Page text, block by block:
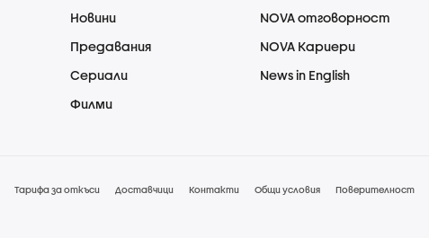
Новини
Предавания
Сериали
Филми
NOVA отговорност
NOVA Кариери
News in English
Тарифа за откъси Доставчици Контакти Общи условия Поверителност